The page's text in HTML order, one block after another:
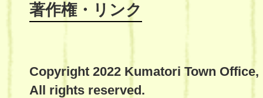
著作権・リンク
Copyright 2022 Kumatori Town Office,
All rights reserved.